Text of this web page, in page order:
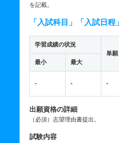
を記載。
「入試科目」「入試日
学習成績の状況
単願
最小 最大
- - -
出願資格の詳細
（必須）志望理由書提出。
試験内容